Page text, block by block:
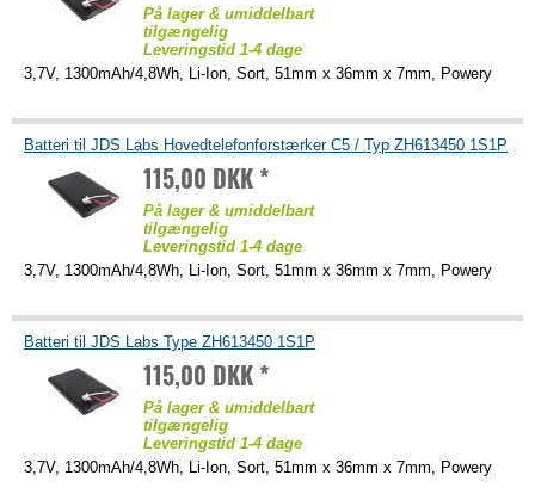
På lager & umiddelbart
tilgængelig
Leveringstid 1-4 dage
3,7V, 1300mAh/4,8Wh, Li-Ion, Sort, 51mm x 36mm x 7mm, Powery
Batteri til JDS Labs Hovedtelefonforstærker C5 / Typ ZH613450 1S1P
115,00 DKK *
På lager & umiddelbart
tilgængelig
Leveringstid 1-4 dage
3,7V, 1300mAh/4,8Wh, Li-Ion, Sort, 51mm x 36mm x 7mm, Powery
Batteri til JDS Labs Type ZH613450 1S1P
115,00 DKK *
På lager & umiddelbart
tilgængelig
Leveringstid 1-4 dage
3,7V, 1300mAh/4,8Wh, Li-Ion, Sort, 51mm x 36mm x 7mm, Powery